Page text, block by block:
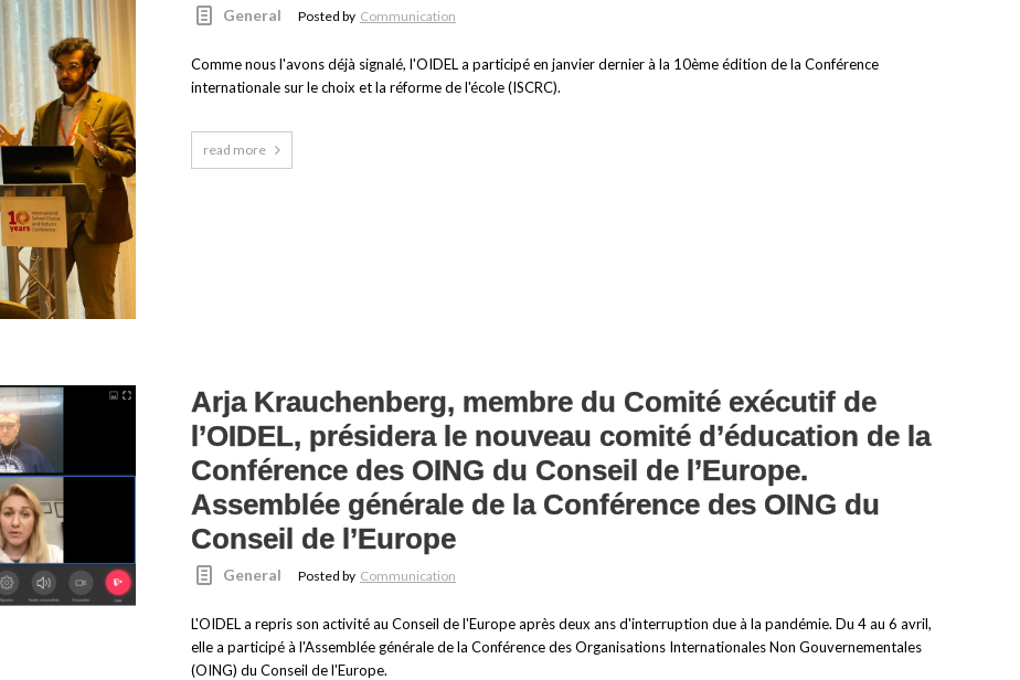
General Posted by Communication
Comme nous l'avons déjà signalé, l'OIDEL a participé en janvier dernier à la 10ème édition de la Conférence
internationale sur le choix et la réforme de l'école (ISCRC).
read more
Arja Krauchenberg, membre du Comité exécutif de
l’OIDEL, présidera le nouveau comité d’éducation de la
Conférence des OING du Conseil de l’Europe.
Assemblée générale de la Conférence des OING du
Conseil de l’Europe
General Posted by Communication
L'OIDEL a repris son activité au Conseil de l'Europe après deux ans d'interruption due à la pandémie. Du 4 au 6 avril,
elle a participé à l'Assemblée générale de la Conférence des Organisations Internationales Non Gouvernementales
(OING) du Conseil de l'Europe.